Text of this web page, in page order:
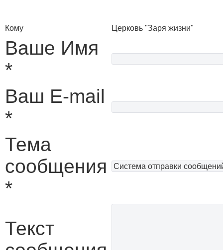
Кому Церковь "Заря жизни"
Ваше Имя
*
Ваш E-mail
*
Тема
сообщения
*
Текст